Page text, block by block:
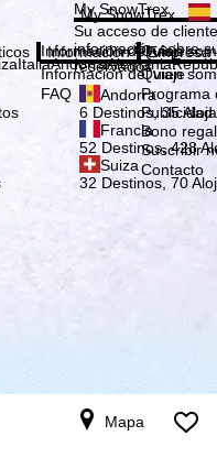
My SnowTrex
My SnowTrex
Su acceso de
información sobre
reservados.
ItaliaAndorraAlemania
Andorra
6 Destinos, 35
Francia
52 Destinos, 428
Suiza
32 Destinos, 70
Información
Información del viaje
Información del viaje
FAQ
Empresa
Quien
Quien
Programa
Bono
Suscribir
Contacto
Mapa